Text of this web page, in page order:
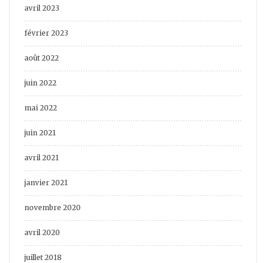
avril 2023
février 2023
août 2022
juin 2022
mai 2022
juin 2021
avril 2021
janvier 2021
novembre 2020
avril 2020
juillet 2018